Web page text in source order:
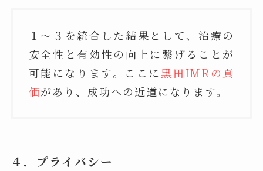
１～３を統合した結果として、治療の
安全性と有効性の向上に繋げることが
可能になります。ここに黒田IMRの真
価があり、成功への近道になります。
４．プライバシー